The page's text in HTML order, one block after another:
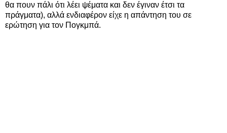
θα πουν πάλι ότι λέει ψέματα και δεν έγιναν έτσι τα
πράγματα), αλλά ενδιαφέρον είχε η απάντηση του σε
ερώτηση για τον Πογκμπά.